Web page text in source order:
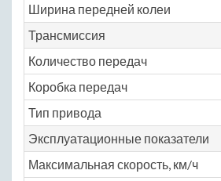
Ширина передней колеи
Трансмиссия
Количество передач
Коробка передач
Тип привода
Эксплуатационные показатели
Максимальная скорость, км/ч